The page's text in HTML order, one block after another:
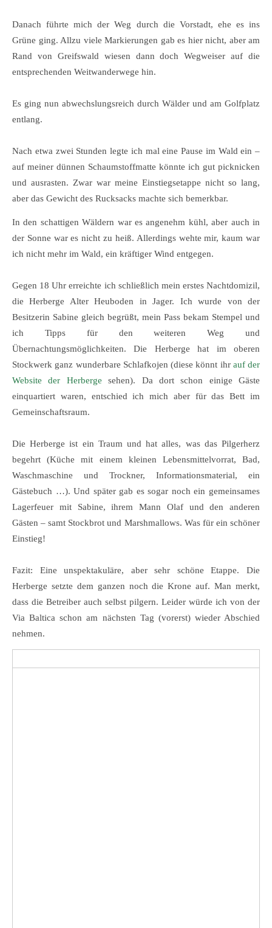
Danach führte mich der Weg durch die Vorstadt, ehe es ins
Grüne ging. Allzu viele Markierungen gab es hier nicht, aber am
Rand von Greifswald wiesen dann doch Wegweiser auf die
entsprechenden Weitwanderwege hin.
Es ging nun abwechslungsreich durch Wälder und am Golfplatz
entlang.
Nach etwa zwei Stunden legte ich mal eine Pause im Wald ein –
auf meiner dünnen Schaumstoffmatte könnte ich gut picknicken
und ausrasten. Zwar war meine Einstiegsetappe nicht so lang,
aber das Gewicht des Rucksacks machte sich bemerkbar.
In den schattigen Wäldern war es angenehm kühl, aber auch in
der Sonne war es nicht zu heiß. Allerdings wehte mir, kaum war
ich nicht mehr im Wald, ein kräftiger Wind entgegen.
Gegen 18 Uhr erreichte ich schließlich mein erstes Nachtdomizil,
die Herberge Alter Heuboden in Jager. Ich wurde von der
Besitzerin Sabine gleich begrüßt, mein Pass bekam Stempel und
ich Tipps für den weiteren Weg und
Übernachtungsmöglichkeiten. Die Herberge hat im oberen
Stockwerk ganz wunderbare Schlafkojen (diese könnt ihr auf der
Website der Herberge sehen). Da dort schon einige Gäste
einquartiert waren, entschied ich mich aber für das Bett im
Gemeinschaftsraum.
Die Herberge ist ein Traum und hat alles, was das Pilgerherz
begehrt (Küche mit einem kleinen Lebensmittelvorrat, Bad,
Waschmaschine und Trockner, Informationsmaterial, ein
Gästebuch …). Und später gab es sogar noch ein gemeinsames
Lagerfeuer mit Sabine, ihrem Mann Olaf und den anderen
Gästen – samt Stockbrot und Marshmallows. Was für ein schöner
Einstieg!
Fazit: Eine unspektakuläre, aber sehr schöne Etappe. Die
Herberge setzte dem ganzen noch die Krone auf. Man merkt,
dass die Betreiber auch selbst pilgern. Leider würde ich von der
Via Baltica schon am nächsten Tag (vorerst) wieder Abschied
nehmen.